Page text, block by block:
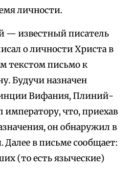
личности.
известный писатель
о личности Христа в
текстом письмо к
Будучи назначен
Вифания, Плиний-
что, приехав
он обнаружил в
Далее в письме сообщает:
(то есть языческие)